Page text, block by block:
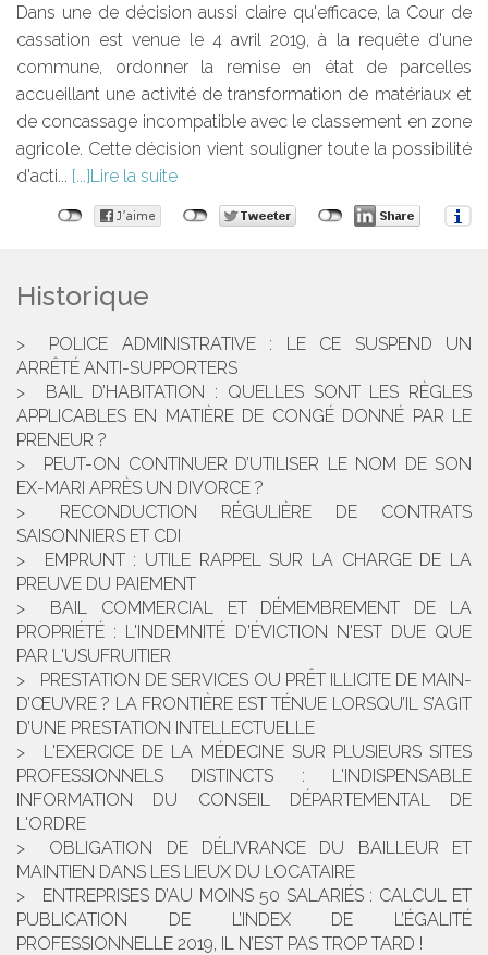
Dans une de décision aussi claire qu'efficace, la Cour de
cassation est venue le 4 avril 2019, à la requête d'une
commune, ordonner la remise en état de parcelles
accueillant une activité de transformation de matériaux et
de concassage incompatible avec le classement en zone
agricole. Cette décision vient souligner toute la possibilité
d'acti...
Lire la suite
Historique
POLICE ADMINISTRATIVE : LE CE SUSPEND UN
ARRÊTÉ ANTI-SUPPORTERS
BAIL D’HABITATION : QUELLES SONT LES RÈGLES
APPLICABLES EN MATIÈRE DE CONGÉ DONNÉ PAR LE
PRENEUR ?
PEUT-ON CONTINUER D’UTILISER LE NOM DE SON
EX-MARI APRÈS UN DIVORCE ?
RECONDUCTION RÉGULIÈRE DE CONTRATS
SAISONNIERS ET CDI
EMPRUNT : UTILE RAPPEL SUR LA CHARGE DE LA
PREUVE DU PAIEMENT
BAIL COMMERCIAL ET DÉMEMBREMENT DE LA
PROPRIÉTÉ : L'INDEMNITÉ D'ÉVICTION N'EST DUE QUE
PAR L'USUFRUITIER
PRESTATION DE SERVICES OU PRÊT ILLICITE DE MAIN-
D’ŒUVRE ? LA FRONTIÈRE EST TÉNUE LORSQU’IL S’AGIT
D’UNE PRESTATION INTELLECTUELLE
L'EXERCICE DE LA MÉDECINE SUR PLUSIEURS SITES
PROFESSIONNELS DISTINCTS : L'INDISPENSABLE
INFORMATION DU CONSEIL DÉPARTEMENTAL DE
L'ORDRE
OBLIGATION DE DÉLIVRANCE DU BAILLEUR ET
MAINTIEN DANS LES LIEUX DU LOCATAIRE
ENTREPRISES D’AU MOINS 50 SALARIÉS : CALCUL ET
PUBLICATION DE L’INDEX DE L’ÉGALITÉ
PROFESSIONNELLE 2019, IL N’EST PAS TROP TARD !